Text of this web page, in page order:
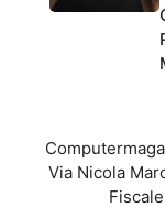
Via Nicola